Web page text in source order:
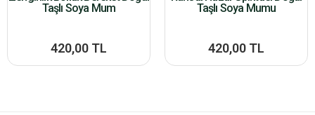
Taşlı Soya Mum
420,00 TL
Taşlı Soya Mumu
420,00 TL